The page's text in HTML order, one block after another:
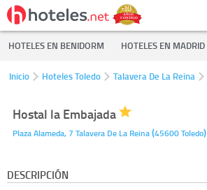
HOTELES EN BENIDORM HOTELES EN MADRID
Inicio Hoteles Toledo Talavera De La Reina
Hostal la Embajada
Plaza Alameda, 7 Talavera De La Reina(45600Toledo)
DESCRIPCIÓN